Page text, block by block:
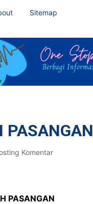
Sitemap
PASANGAN
Komentar
PASANGAN